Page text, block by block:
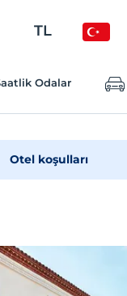
TL
Odalar
Otel koşulları